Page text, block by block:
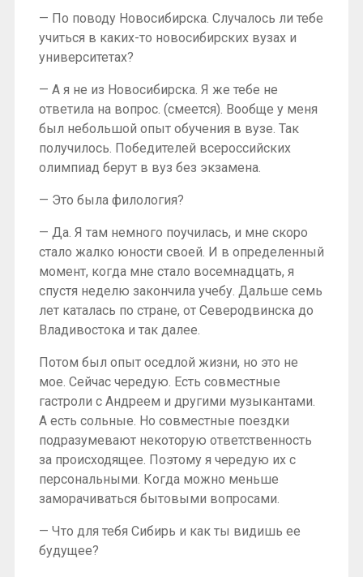
— По поводу Новосибирска. Случалось ли тебе
учиться в каких-то новосибирских вузах и
университетах?
— А я не из Новосибирска. Я же тебе не
ответила на вопрос. (смеется). Вообще у меня
был небольшой опыт обучения в вузе. Так
получилось. Победителей всероссийских
олимпиад берут в вуз без экзамена.
— Это была филология?
— Да. Я там немного поучилась, и мне скоро
стало жалко юности своей. И в определенный
момент, когда мне стало восемнадцать, я
спустя неделю закончила учебу. Дальше семь
лет каталась по стране, от Северодвинска до
Владивостока и так далее.
Потом был опыт оседлой жизни, но это не
мое. Сейчас чередую. Есть совместные
гастроли с Андреем и другими музыкантами.
А есть сольные. Но совместные поездки
подразумевают некоторую ответственность
за происходящее. Поэтому я чередую их с
персональными. Когда можно меньше
заморачиваться бытовыми вопросами.
— Что для тебя Сибирь и как ты видишь ее
будущее?